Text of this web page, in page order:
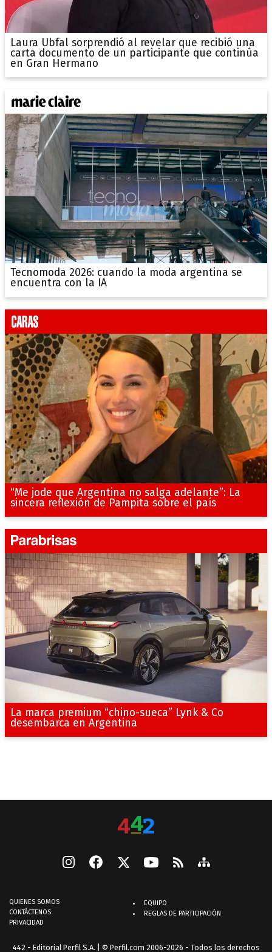
Laura Ubfal sorprendió al revelar que recibió una
carta documento de un participante que continúa
en Gran Hermano
Tecnomoda 2026: cuando la moda argentina se
encuentra con la IA
“Me jode que Argentina no salga adelante”: La
sincera reflexión de Pampita sobre el país
La marca premium “chino-sueca” Lynk & Co
desembarca en Argentina
QUIENES SOMOS
CONTÁCTENOS
PRIVACIDAD
EQUIPO
REGLAS DE PARTICIPACIÓN
442 - Editorial Perfil S.A. | © Perfil.com 2006-2026 - Todos los derechos